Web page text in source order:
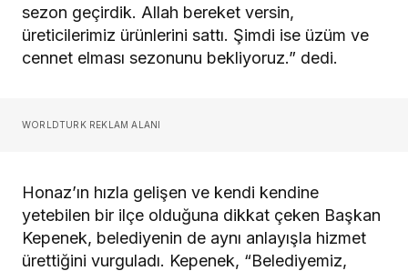
sezon geçirdik. Allah bereket versin,
üreticilerimiz ürünlerini sattı. Şimdi ise üzüm ve
cennet elması sezonunu bekliyoruz.” dedi.
WORLDTURK REKLAM ALANI
Honaz’ın hızla gelişen ve kendi kendine
yetebilen bir ilçe olduğuna dikkat çeken Başkan
Kepenek, belediyenin de aynı anlayışla hizmet
ürettiğini vurguladı. Kepenek, “Belediyemiz,